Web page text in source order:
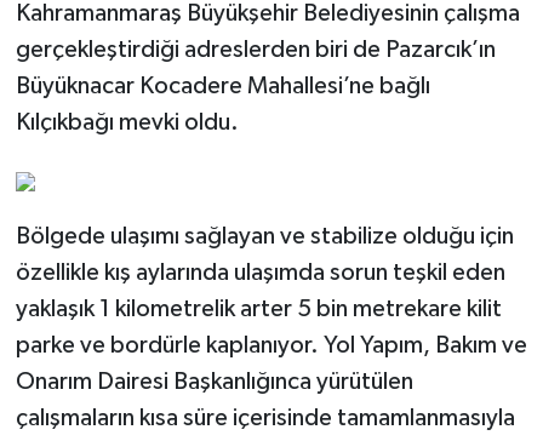
Kahramanmaraş Büyükşehir Belediyesinin çalışma
gerçekleştirdiği adreslerden biri de Pazarcık’ın
Büyüknacar Kocadere Mahallesi’ne bağlı
Kılçıkbağı mevki oldu.
Bölgede ulaşımı sağlayan ve stabilize olduğu için
özellikle kış aylarında ulaşımda sorun teşkil eden
yaklaşık 1 kilometrelik arter 5 bin metrekare kilit
parke ve bordürle kaplanıyor. Yol Yapım, Bakım ve
Onarım Dairesi Başkanlığınca yürütülen
çalışmaların kısa süre içerisinde tamamlanmasıyla